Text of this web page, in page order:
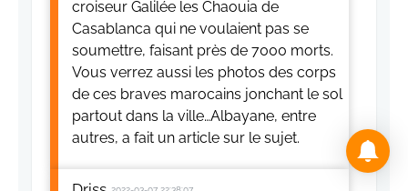
croiseur Galilée les Chaouia de
Casablanca qui ne voulaient pas se
soumettre, faisant près de 7000 morts.
Vous verrez aussi les photos des corps
de ces braves marocains jonchant le sol
partout dans la ville…Albayane, entre
autres, a fait un article sur le sujet.